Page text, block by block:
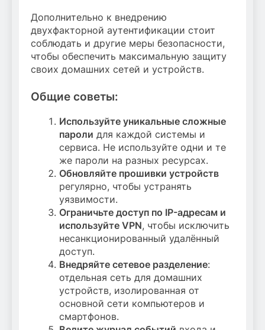
Дополнительно к внедрению
двухфакторной аутентификации стоит
соблюдать и другие меры безопасности,
чтобы обеспечить максимальную защиту
своих домашних сетей и устройств.
Общие советы:
Используйте уникальные сложные
пароли для каждой системы и
сервиса. Не используйте одни и те
же пароли на разных ресурсах.
Обновляйте прошивки устройств
регулярно, чтобы устранять
уязвимости.
Ограничьте доступ по IP-адресам и
используйте VPN, чтобы исключить
несанкционированный удалённый
доступ.
Внедряйте сетевое разделение:
отдельная сеть для домашних
устройств, изолированная от
основной сети компьютеров и
смартфонов.